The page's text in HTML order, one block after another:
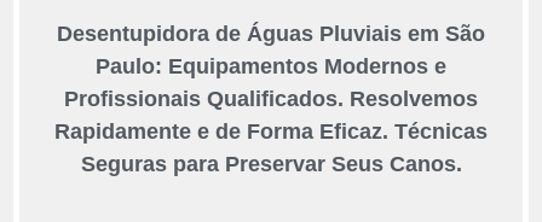
Desentupidora de Águas Pluviais em São
Paulo: Equipamentos Modernos e
Profissionais Qualificados. Resolvemos
Rapidamente e de Forma Eficaz. Técnicas
Seguras para Preservar Seus Canos.